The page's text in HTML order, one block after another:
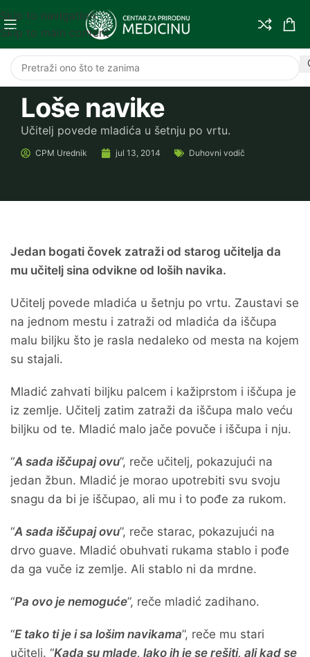
Skip to navigation
Skip to main content
Loše navike
Učitelj povede mladića u šetnju po vrtu.
CPM Urednik jul 13, 2014 Duhovni vodič
Jedan bogati čovek zatraži od starog učitelja da
mu učitelj sina odvikne od loših navika.
Učitelj povede mladića u šetnju po vrtu. Zaustavi se
na jednom mestu i zatraži od mladića da iščupa
malu biljku što je rasla nedaleko od mesta na kojem
su stajali.
Mladić zahvati biljku palcem i kažiprstom i iščupa je
iz zemlje. Učitelj zatim zatraži da iščupa malo veću
biljku od te. Mladić malo jače povuče i iščupa i nju.
“A sada iščupaj ovu”, reče učitelj, pokazujući na
jedan žbun. Mladić je morao upotrebiti svu svoju
snagu da bi je iščupao, ali mu i to pođe za rukom.
“A sada iščupaj ovu”, reče starac, pokazujući na
drvo guave. Mladić obuhvati rukama stablo i pođe
da ga vuče iz zemlje. Ali stablo ni da mrdne.
“Pa ovo je nemoguće”, reče mladić zadihano.
“E tako ti je i sa lošim navikama”, reče mu stari
učitelj. “Kada su mlade, lako ih je se rešiti, ali kad se